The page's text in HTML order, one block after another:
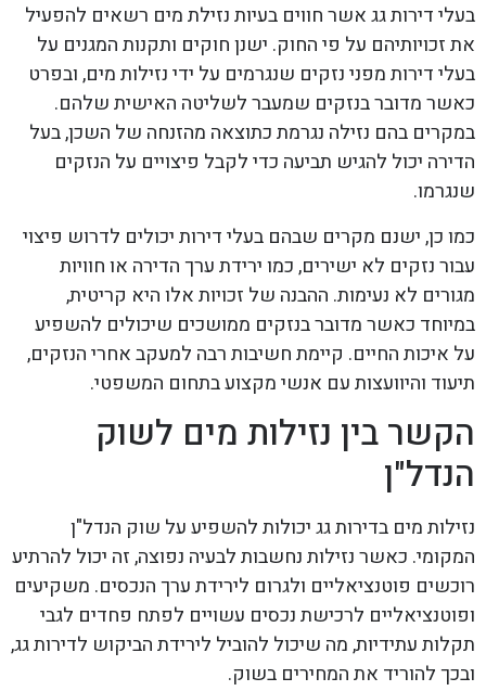
בעלי דירות גג אשר חווים בעיות נזילת מים רשאים להפעיל
את זכויותיהם על פי החוק. ישנן חוקים ותקנות המגנים על
בעלי דירות מפני נזקים שנגרמים על ידי נזילות מים, ובפרט
כאשר מדובר בנזקים שמעבר לשליטה האישית שלהם.
במקרים בהם נזילה נגרמת כתוצאה מהזנחה של השכן, בעל
הדירה יכול להגיש תביעה כדי לקבל פיצויים על הנזקים
שנגרמו.
כמו כן, ישנם מקרים שבהם בעלי דירות יכולים לדרוש פיצוי
עבור נזקים לא ישירים, כמו ירידת ערך הדירה או חוויות
מגורים לא נעימות. ההבנה של זכויות אלו היא קריטית,
במיוחד כאשר מדובר בנזקים ממושכים שיכולים להשפיע
על איכות החיים. קיימת חשיבות רבה למעקב אחרי הנזקים,
תיעוד והיוועצות עם אנשי מקצוע בתחום המשפטי.
הקשר בין נזילות מים לשוק
הנדל"ן
נזילות מים בדירות גג יכולות להשפיע על שוק הנדל"ן
המקומי. כאשר נזילות נחשבות לבעיה נפוצה, זה יכול להרתיע
רוכשים פוטנציאליים ולגרום לירידת ערך הנכסים. משקיעים
ופוטנציאליים לרכישת נכסים עשויים לפתח פחדים לגבי
תקלות עתידיות, מה שיכול להוביל לירידת הביקוש לדירות גג,
ובכך להוריד את המחירים בשוק.